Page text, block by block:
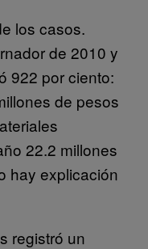
los casos.
de 2010 y
922 por ciento:
de pesos
22.2 millones
hay explicación
registró un